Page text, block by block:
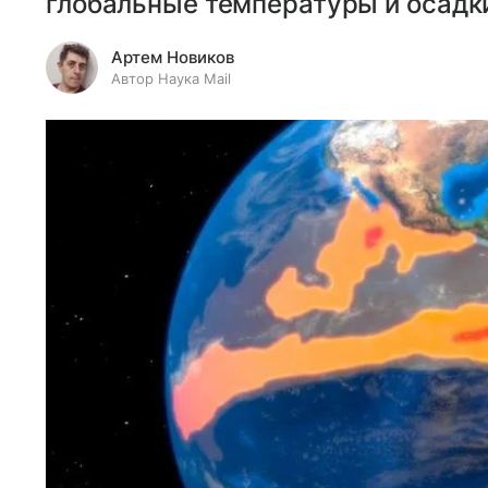
Артем Новиков
Автор Наука Mail